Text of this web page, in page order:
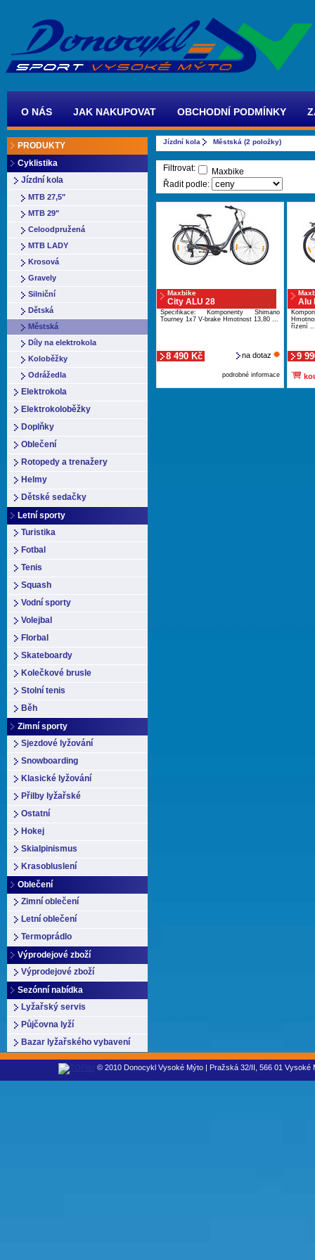
O NÁS JAK NAKUPOVAT OBCHODNÍ PODMÍNKY
PRODUKTY
Cyklistika
Jízdní kola
MTB 27,5"
MTB 29"
Celoodpružená
MTB LADY
Krosová
Gravely
Silniční
Dětská
Městská
Díly na elektrokola
Koloběžky
Odrážedla
Elektrokola
Elektrokoloběžky
Doplňky
Oblečení
Rotopedy a trenažery
Helmy
Dětské sedačky
Letní sporty
Turistika
Fotbal
Tenis
Squash
Vodní sporty
Volejbal
Florbal
Skateboardy
Kolečkové brusle
Stolní tenis
Běh
Zimní sporty
Sjezdové lyžování
Snowboarding
Klasické lyžování
Přilby lyžařské
Ostatní
Hokej
Skialpinismus
Krasobluslení
Oblečení
Zimní oblečení
Letní oblečení
Termoprádlo
Výprodejové zboží
Výprodejové zboží
Sezónní nabídka
Lyžařský servis
Půjčovna lyží
Bazar lyžařského vybavení
Jízdní kola Městská (2 položky)
Filtrovat:
Maxbike
Řadit podle:
Maxbike
City ALU 28
Specifikace: Komponenty Shimano
Tourney 1x7 V-brake Hmotnost 13,80 ...
8 490 Kč na dotaz
podrobné informace
Alu
řízení
9
© 2010 Donocykl Vysoké Mýto | Pražská 32/II, 566 01 Vysoké